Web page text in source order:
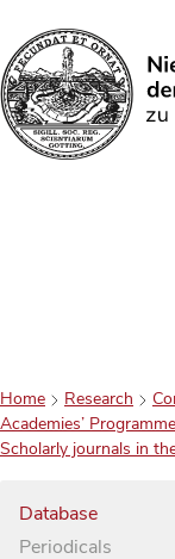
Search
Home Research
Academies’ Programme
Scholarly journals in
Database
Periodicals